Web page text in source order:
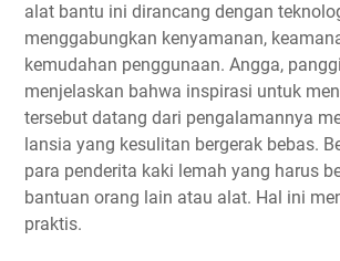
alat bantu ini dirancang dengan
menggabungkan kenyamanan,
kemudahan penggunaan. Angga,
menjelaskan bahwa inspirasi untuk
tersebut datang dari pengalamannya
lansia yang kesulitan bergerak bebas.
para penderita kaki lemah yang harus
bantuan orang lain atau alat. Hal ini
praktis.